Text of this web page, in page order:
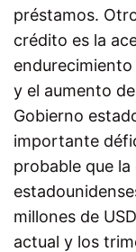
préstamos.
crédito es la
y el aumento
Gobierno
importante
probable que
millones de
actual y los